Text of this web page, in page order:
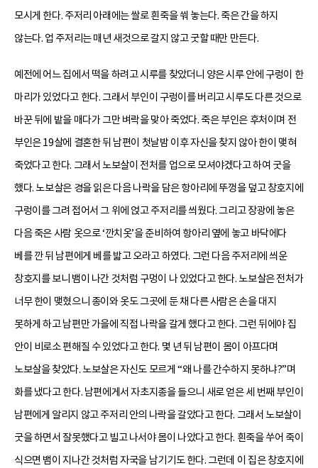
모시게 한다. 주저리 아래에는 쌀로 흰죽을 쒀 놓는다. 죽은 간을 하지
않는다. 업 주저리는 매년 새것으로 갈지 않고 굿할 때만 만든다.
예전에 어느 집에서 떡을 하려고 시루를 찾았더니 양은 시루 안에 구렁이 한
마리가 있었다고 한다. 그래서 부인이 구렁이를 버리고 시루도 다른 것으로
바꾼 뒤에 밭을 매다가 그만 벼락을 맞아 죽었다. 죽은 부인은 후처이며 전
부인은 19살에 결혼한 뒤 남편이 첫날밤 이후 자신을 찾지 않아 한이 맺혀
죽었다고 한다. 그래서 노보살이 전처를 업으로 모셔야겠다고 하여 굿을
했다. 노보살은 경을 읽은 다음 나락을 담은 항아리에 뚜껑을 덮고 창호지에
구렁이를 그려 접어서 그 위에 얹고 주저리를 씌웠다. 그리고 장광에 놓은
다음 죽은 사람 옷으로 ‘깐치옷’을 준비하여 항아리 옆에 놓고 바닥에다
베를 깐 뒤 남편에게 베를 밟고 오라고 하였다. 그런 다음 주저리에 씌운
창호지를 보니 뱀이 나간 것처럼 구멍이 나 있었다고 한다. 노보살은 전처가
너무 한이 맺혔으니 종이와 옷도 그곳에 둔 채 다른 사람은 손을 대지
못하게 하고 남편만 가을에 직접 나락을 갈게 했다고 한다. 그런 뒤에야 집
안이 비로소 편해질 수 있었다고 한다. 몇 년 뒤 남편이 몸이 아프다며
노보살을 찾았다. 노보살은 자신도 모르게 “왜 나를 간수하지 못하냐?”며
화를 냈다고 한다. 남편에게서 자초지종을 들으니 새로 얻은 세 번째 부인이
남편에게 알리지 않고 주저리 안의 나락을 갈았다고 한다. 그래서 노보살이
굿을 하면서 잘못했다고 빌고 나서야 몸이 나았다고 한다. 흰죽을 쑤어 죽이
식으면 뱀이 지나간 것처럼 자국을 남기기도 한다. 그런데 이 집은 창호지에